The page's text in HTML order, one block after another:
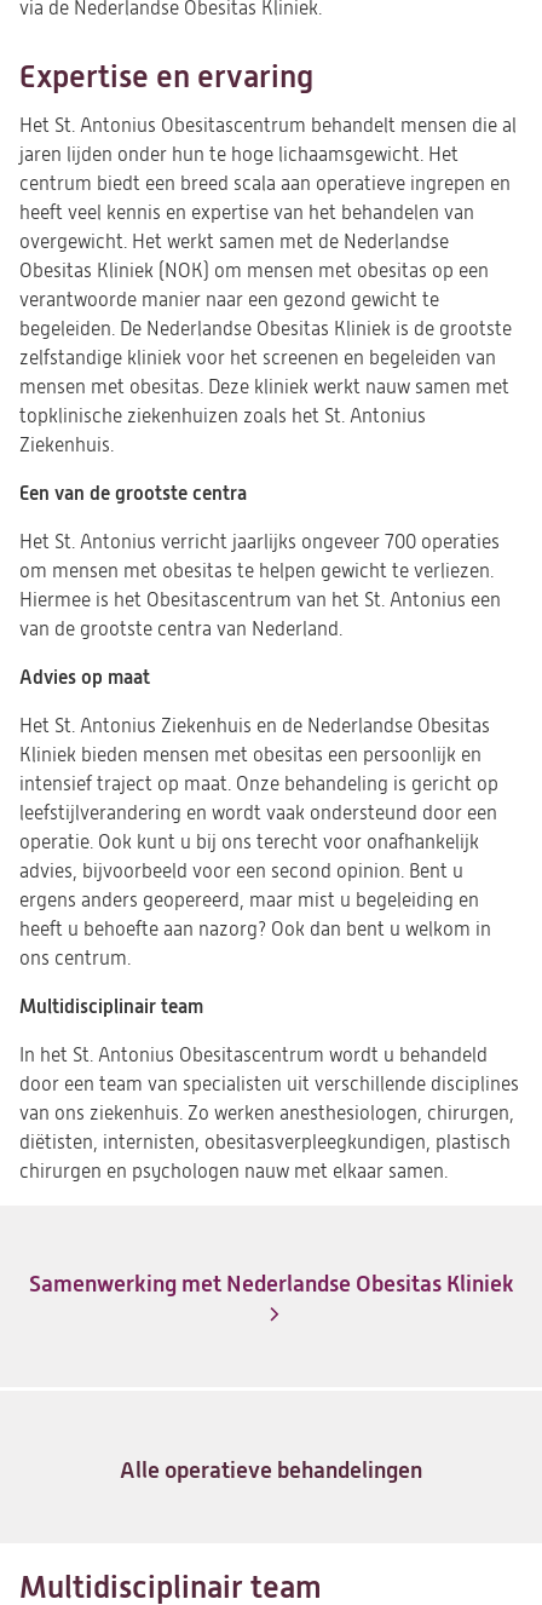
via de Nederlandse Obesitas Kliniek.
Expertise en ervaring
Het St. Antonius Obesitascentrum behandelt mensen die al
jaren lijden onder hun te hoge lichaamsgewicht. Het
centrum biedt een breed scala aan operatieve ingrepen en
heeft veel kennis en expertise van het behandelen van
overgewicht. Het werkt samen met de Nederlandse
Obesitas Kliniek (NOK) om mensen met obesitas op een
verantwoorde manier naar een gezond gewicht te
begeleiden. De Nederlandse Obesitas Kliniek is de grootste
zelfstandige kliniek voor het screenen en begeleiden van
mensen met obesitas. Deze kliniek werkt nauw samen met
topklinische ziekenhuizen zoals het St. Antonius
Ziekenhuis.
Een van de grootste centra
Het St. Antonius verricht jaarlijks ongeveer 700 operaties
om mensen met obesitas te helpen gewicht te verliezen.
Hiermee is het Obesitascentrum van het St. Antonius een
van de grootste centra van Nederland.
Advies op maat
Het St. Antonius Ziekenhuis en de Nederlandse Obesitas
Kliniek bieden mensen met obesitas een persoonlijk en
intensief traject op maat. Onze behandeling is gericht op
leefstijlverandering en wordt vaak ondersteund door een
operatie. Ook kunt u bij ons terecht voor onafhankelijk
advies, bijvoorbeeld voor een second opinion. Bent u
ergens anders geopereerd, maar mist u begeleiding en
heeft u behoefte aan nazorg? Ook dan bent u welkom in
ons centrum.
Multidisciplinair team
In het St. Antonius Obesitascentrum wordt u behandeld
door een team van specialisten uit verschillende disciplines
van ons ziekenhuis. Zo werken anesthesiologen, chirurgen,
diëtisten, internisten, obesitasverpleegkundigen, plastisch
chirurgen en psychologen nauw met elkaar samen.
Samenwerking met Nederlandse Obesitas Kliniek
Alle operatieve behandelingen
Multidisciplinair team